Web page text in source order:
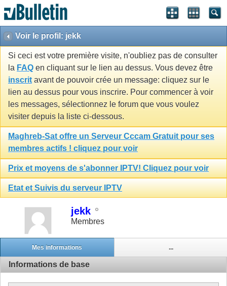
Voir le profil: jekk
Si ceci est votre première visite, n'oubliez pas de consulter
la FAQ en cliquant sur le lien au dessus. Vous devez être
inscrit avant de pouvoir crée un message: cliquez sur le
lien au dessus pour vous inscrire. Pour commencer à voir
les messages, sélectionnez le forum que vous voulez
visiter depuis la liste ci-dessous.
Maghreb-Sat offre un Serveur Cccam Gratuit pour ses
membres actifs ! cliquez pour voir
Prix et moyens de s'abonner IPTV! Cliquez pour voir
Etat et Suivis du serveur IPTV
jekk
Membres
Mes informations ...
Informations de base